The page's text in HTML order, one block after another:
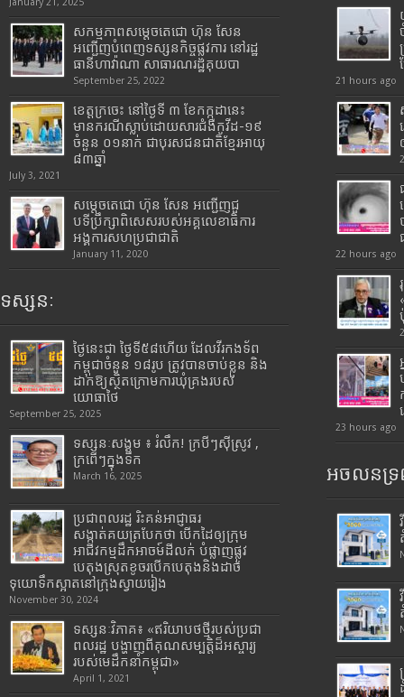
សកម្មភាពសម្តេចតេជោ ហ៊ុន សែន
អញ្ជើញបំពេញទស្សនកិច្ចផ្លូវការ នៅរដ្ឋ
ធានីហាវ៉ាណា សាធារណរដ្ឋគុយបា
September 25, 2022
ខេត្តក្រចេះ នៅថ្ងៃទី ៣ ខែកក្កដានេះ
មានករណីស្លាប់ដោយសារជំងឺកូវីដ-១៩
ចំនួន ០១នាក់ ជាបុរសជនជាតិខ្មែរអាយុ
៨៣ឆ្នាំ
July 3, 2021
សម្តេចតេជោ ហ៊ុន សែន អញ្ជើញជួ
បទីប្រឹក្សាពិសេសរបស់អគ្គលេខាធិការ
អង្គការសហប្រជាជាតិ
January 11, 2020
ទស្សនៈ
ថ្ងៃនេះជា ថ្ងៃទី៥៨ហើយ ដែលវីរកងទ័ព
កម្ពុជាចំនួន ១៨រូប ត្រូវបានចាប់ខ្លួន និង
ដាក់ឱ្យស្ថិតក្រោមការឃុំគ្រងរបស់
យោធាថៃ
September 25, 2025
ទស្សនៈសង្គម ៖ រំលឹក! ក្របីៗស៊ីស្រូវ ,
ក្រពើៗក្នុងទឹក
March 16, 2025
ប្រជាពលរដ្ឋ រិះគន់អាជ្ញាធរ
សង្កាត់គយត្របែកថា បើកដៃឲ្យក្រុម
អាជីវកម្មដឹកអាចម៍ដីលក់ បំផ្លាញផ្លូវ
បេតុងស្រុតខូចរបើកបេតុងនិងដាច់
ទុយោទឹកស្អាតនៅក្រុងស្វាយរៀង
November 30, 2024
ទស្សនៈវិភាគ៖ «ឥរិយាបថថ្មីរបស់ប្រជា
ពលរដ្ឋ បង្ហាញពីគុណសម្បត្តិដ៏អស្ចារ្យ
របស់មេដឹកនាំកម្ពុជា»
April 1, 2021
21 hours ago
22 hours ago
23 hours ago
អចលនទ្រ